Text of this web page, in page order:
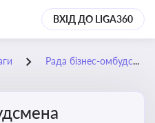
ВХІД ДО LIGA360
Рада бізнес-омбудсмена